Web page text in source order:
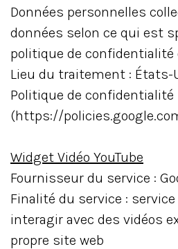
Données personnelles
données selon ce qui est
politique de confidentialité
Lieu du traitement : États-
Politique de confidentialité
(https://
Widget Vidéo YouTube
Fournisseur du service :
Finalité du service :
interagir avec des vidéos
propre site web